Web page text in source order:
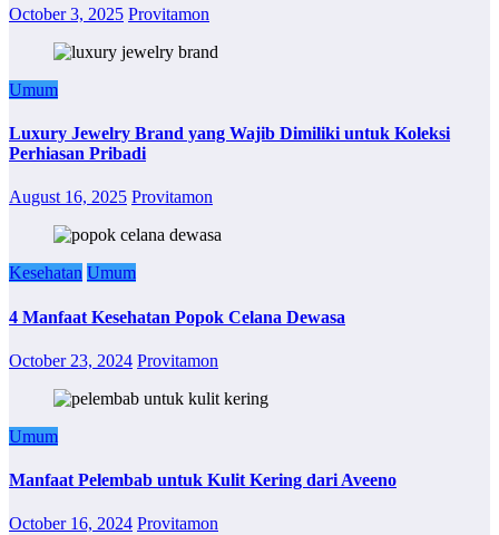
October 3, 2025 Provitamon
Umum
Luxury Jewelry Brand yang Wajib Dimiliki untuk Koleksi
Perhiasan Pribadi
August 16, 2025 Provitamon
Kesehatan Umum
4 Manfaat Kesehatan Popok Celana Dewasa
October 23, 2024 Provitamon
Umum
Manfaat Pelembab untuk Kulit Kering dari Aveeno
October 16, 2024 Provitamon